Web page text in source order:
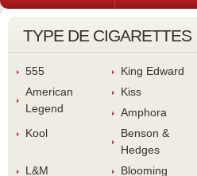
TYPE DE CIGARETTES
555
King Edward
American
Legend
Ki
Amphora
Kool
Benson &
Hedge
L&M
Blooming